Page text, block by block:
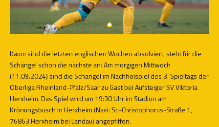
Kaum sind die letzten englischen Wochen absolviert, steht für die
Schängel schon die nächste an: Am morgigen Mittwoch
(11.09.2024) sind die Schängel im Nachholspiel des 3. Spieltags der
Oberliga Rheinland-Pfalz/Saar zu Gast bei Aufsteiger SV Viktoria
Herxheim. Das Spiel wird um 19:30 Uhr im Stadion am
Krönungsbusch in Herxheim (Navi: St.-Christophorus-Straße 1,
76863 Herxheim bei Landau) angepfiffen.